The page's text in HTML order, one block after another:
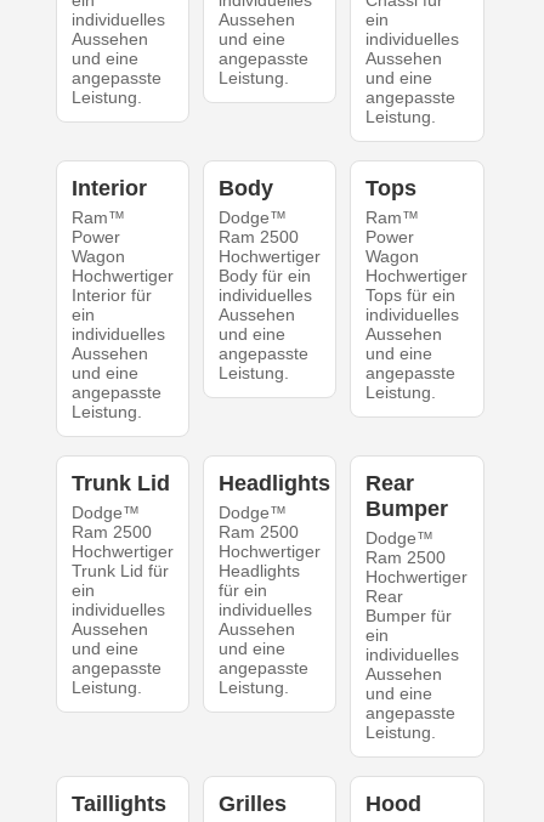
individuelles
Aussehen
und eine
angepasste
Leistung.
Aussehen
und eine
angepasste
Leistung.
ein
individuelles
Aussehen
und eine
angepasste
Leistung.
Interior
Ram™
Power
Wagon
Hochwertiger
Interior für
ein
individuelles
Aussehen
und eine
angepasste
Leistung.
Body
Dodge™
Ram 2500
Hochwertiger
Body für ein
individuelles
Aussehen
und eine
angepasste
Leistung.
Tops
Ram™
Power
Wagon
Hochwertiger
Tops für ein
individuelles
Aussehen
und eine
angepasste
Leistung.
Trunk Lid
Dodge™
Ram 2500
Hochwertiger
Trunk Lid für
ein
individuelles
Aussehen
und eine
angepasste
Leistung.
Headlights
Dodge™
Ram 2500
Hochwertiger
Headlights
für ein
individuelles
Aussehen
und eine
angepasste
Leistung.
Rear
Bumper
Dodge™
Ram 2500
Hochwertiger
Rear
Bumper für
ein
individuelles
Aussehen
und eine
angepasste
Leistung.
Taillights Grilles Hood